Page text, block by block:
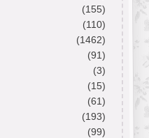
(155)
(110)
(1462)
(91)
(3)
(15)
(61)
(193)
(99)